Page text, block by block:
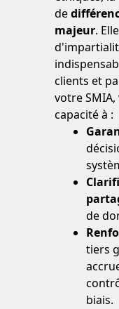
de
majeur.
clients et
votre
capacité à :
de
tiers
biais.